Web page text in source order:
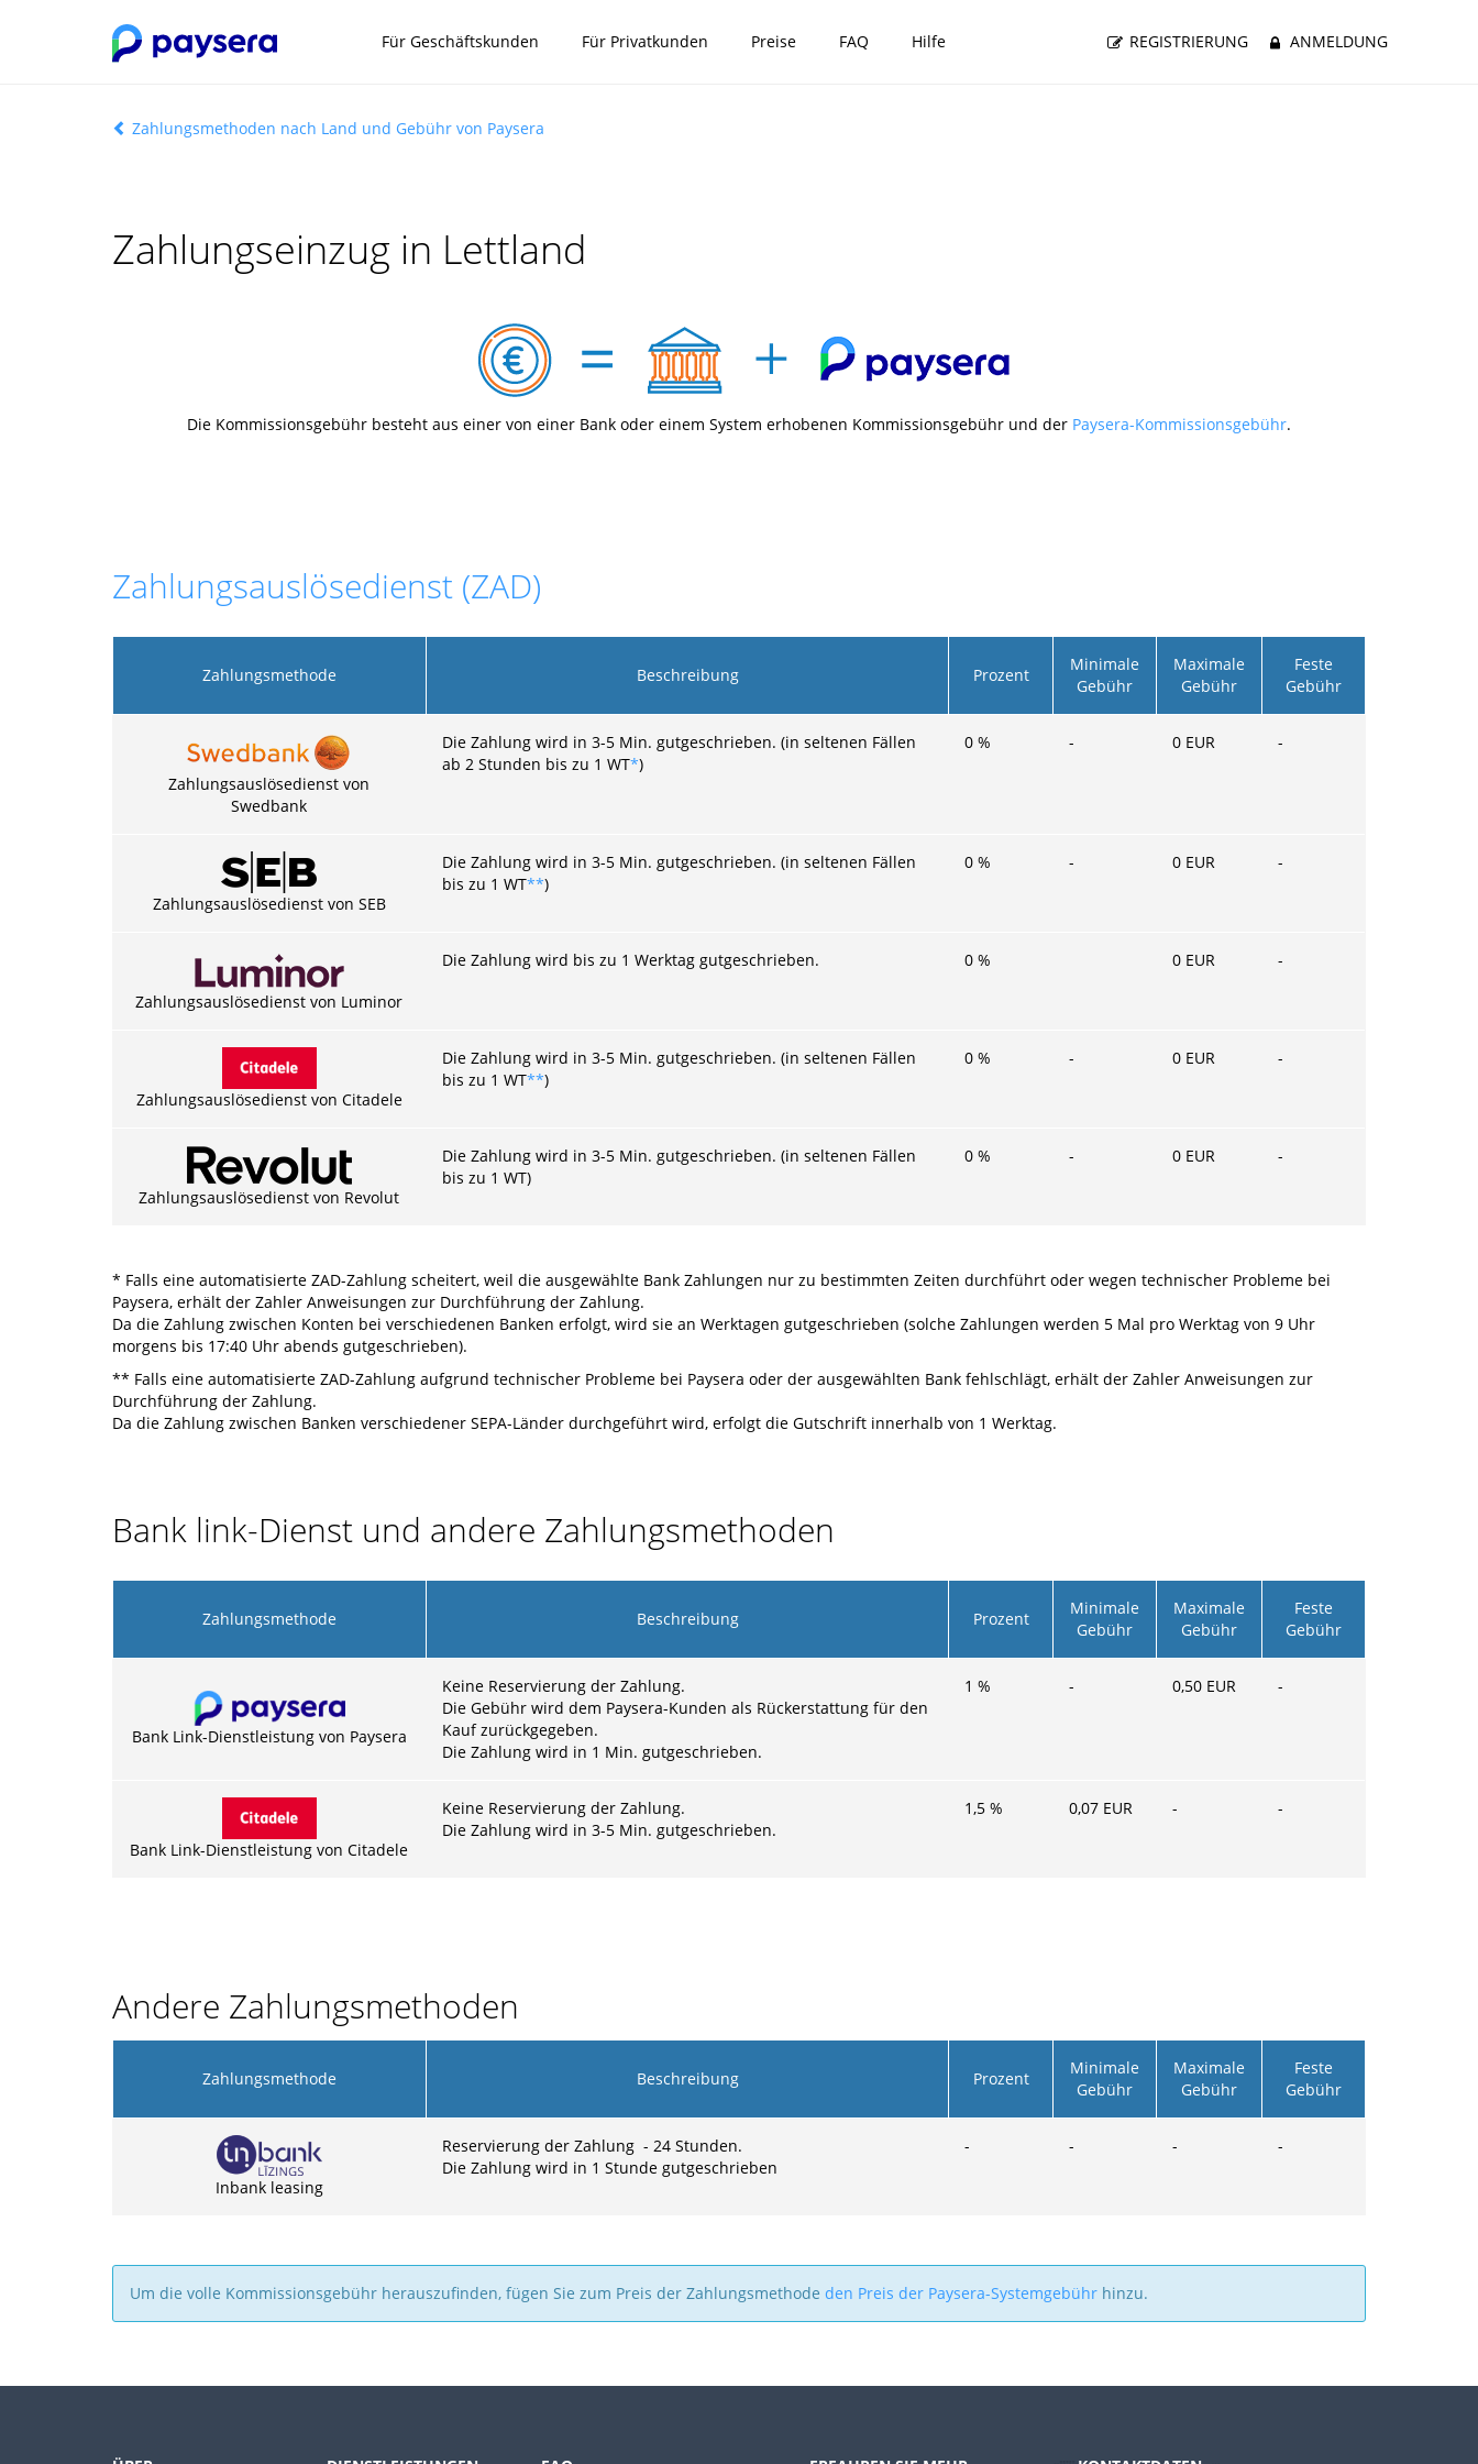
Für Geschäftskunden Für Privatkunden Preise FAQ Hilfe REGISTRIERUNG ANMELDUNG
Zahlungsmethoden nach Land und Gebühr von Paysera
Zahlungseinzug in Lettland
Die Kommissionsgebühr besteht aus einer von einer Bank oder einem System erhobenen Kommissionsgebühr und der Paysera-Kommissionsgebühr.
Zahlungsauslösedienst (ZAD)
Zahlungsmethode Beschreibung Prozent
Minimale
Gebühr
Maximale
Gebühr
Feste
Gebühr
Zahlungsauslösedienst von
Swedbank
Die Zahlung wird in 3-5 Min. gutgeschrieben. (in seltenen Fällen
ab 2 Stunden bis zu 1 WT*)
0 % - 0 EUR -
Zahlungsauslösedienst von SEB
Die Zahlung wird in 3-5 Min. gutgeschrieben. (in seltenen Fällen
bis zu 1 WT**)
0 % - 0 EUR -
Zahlungsauslösedienst von Luminor
Die Zahlung wird bis zu 1 Werktag gutgeschrieben. 0 % 0 EUR -
Zahlungsauslösedienst von Citadele
Die Zahlung wird in 3-5 Min. gutgeschrieben. (in seltenen Fällen
bis zu 1 WT**)
0 % - 0 EUR -
Zahlungsauslösedienst von Revolut
Die Zahlung wird in 3-5 Min. gutgeschrieben. (in seltenen Fällen
bis zu 1 WT)
0 % - 0 EUR -
* Falls eine automatisierte ZAD-Zahlung scheitert, weil die ausgewählte Bank Zahlungen nur zu bestimmten Zeiten durchführt oder wegen technischer Probleme bei
Paysera, erhält der Zahler Anweisungen zur Durchführung der Zahlung.
Da die Zahlung zwischen Konten bei verschiedenen Banken erfolgt, wird sie an Werktagen gutgeschrieben (solche Zahlungen werden 5 Mal pro Werktag von 9 Uhr
morgens bis 17:40 Uhr abends gutgeschrieben).
** Falls eine automatisierte ZAD-Zahlung aufgrund technischer Probleme bei Paysera oder der ausgewählten Bank fehlschlägt, erhält der Zahler Anweisungen zur
Durchführung der Zahlung.
Da die Zahlung zwischen Banken verschiedener SEPA-Länder durchgeführt wird, erfolgt die Gutschrift innerhalb von 1 Werktag.
Bank link-Dienst und andere Zahlungsmethoden
Zahlungsmethode Beschreibung Prozent
Minimale
Gebühr
Maximale
Gebühr
Feste
Gebühr
Bank Link-Dienstleistung von Paysera
Keine Reservierung der Zahlung.
Die Gebühr wird dem Paysera-Kunden als Rückerstattung für den
Kauf zurückgegeben.
Die Zahlung wird in 1 Min. gutgeschrieben.
1 % - 0,50 EUR -
Bank Link-Dienstleistung von Citadele
Keine Reservierung der Zahlung.
Die Zahlung wird in 3-5 Min. gutgeschrieben.
1,5 % 0,07 EUR - -
Andere Zahlungsmethoden
Zahlungsmethode Beschreibung Prozent
Minimale
Gebühr
Maximale
Gebühr
Feste
Gebühr
Inbank leasing
Reservierung der Zahlung - 24 Stunden.
Die Zahlung wird in 1 Stunde gutgeschrieben
- - - -
Um die volle Kommissionsgebühr herauszufinden, fügen Sie zum Preis der Zahlungsmethode den Preis der Paysera-Systemgebühr hinzu.